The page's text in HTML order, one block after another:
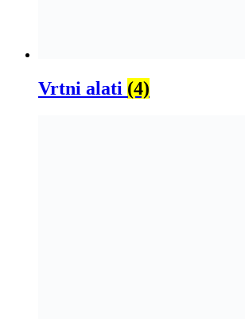
Vrtni alati (4)